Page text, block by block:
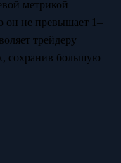
метрикой
он не превышает 1–
трейдеру
сохранив большую